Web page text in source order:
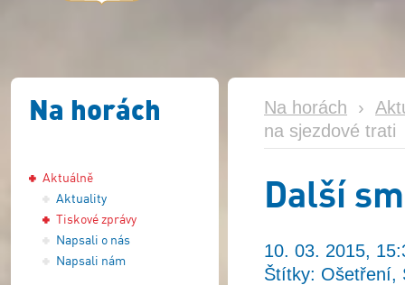
Na horách
Aktuálně
Aktuality
Tiskové zprávy
Napsali o nás
Napsali nám
Na horách ›
na sjezdové trati
Další
10. 03. 2015,
Štítky: Ošetření,